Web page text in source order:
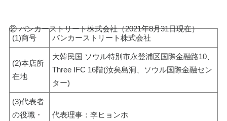
② バンカーストリート株式会社（2021年8月31日現在）
(1)商号
バンカーストリート株式会社
(2)本店所
在地
大韓民国 ソウル特別市永登浦区国際金融路10、
Three IFC 16階(汝矣島洞、ソウル国際金融セン
ター)
(3)代表者
の役職・
代表理事：李ヒョンホ